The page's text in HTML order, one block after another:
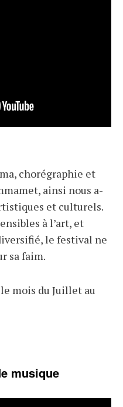
chorégraphie et
ainsi nous a-
et culturels.
à l’art, et
le festival ne
sa faim.
mois du Juillet au
musique